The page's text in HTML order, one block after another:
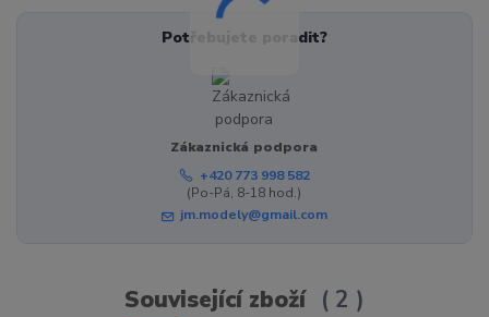
Potřebujete poradit?
Zákaznická podpora
+420 773 998 582
(Po-Pá, 8-18 hod.)
jm.modely@gmail.com
Související zboží 2